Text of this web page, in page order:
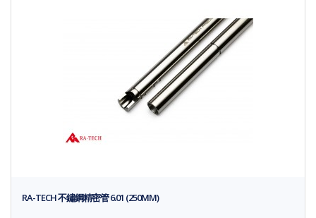
RA-TECH 不鏽鋼精密管 6.01 (250MM)